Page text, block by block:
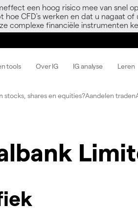
een hoog risico mee van snel
hoe CFD's werken en dat u nagaat
complexe financiële instrumenten
tools Over IG IG analyse Leren
stocks, shares en equities?Aandelen traden